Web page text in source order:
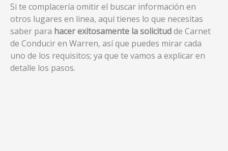
Si te complacería omitir el buscar información en
otros lugares en linea, aquí tienes lo que necesitas
saber para hacer exitosamente la solicitudde Carnet
de Conducir en Warren, así que puedes mirar cada
uno de los requisitos; ya que te vamos a explicar en
detalle los pasos.